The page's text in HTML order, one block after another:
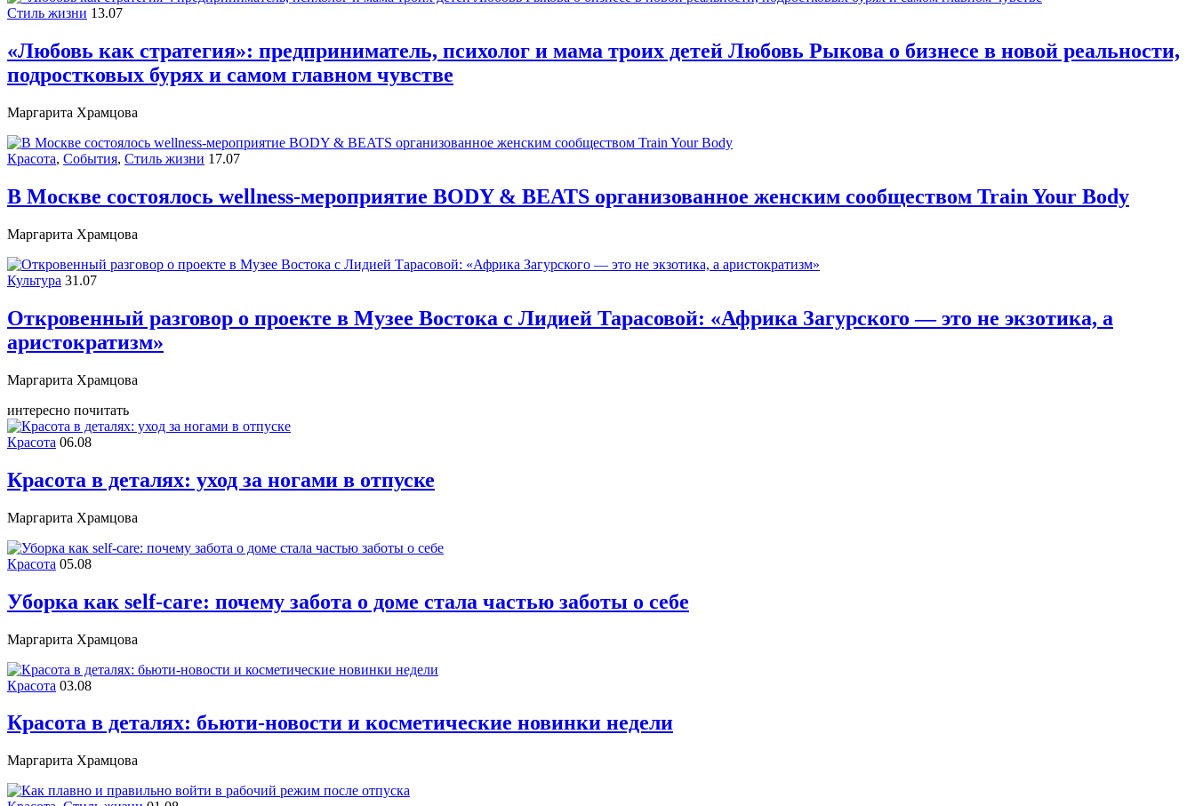
Стиль жизни 13.07
«Любовь как стратегия»: предприниматель, психолог и мама троих детей Любовь Рыкова о бизнесе в новой реальности,
подростковых бурях и самом главном чувстве
Маргарита Храмцова
Красота, События, Стиль жизни 17.07
В Москве состоялось wellness-мероприятие BODY & BEATS организованное женским сообществом Train Your Body
Маргарита Храмцова
Культура 31.07
Откровенный разговор о проекте в Музее Востока c Лидией Тарасовой: «Африка Загурского — это не экзотика, а
аристократизм»
Маргарита Храмцова
интересно почитать
Красота 06.08
Красота в деталях: уход за ногами в отпуске
Маргарита Храмцова
Красота 05.08
Уборка как self-care: почему забота о доме стала частью заботы о себе
Маргарита Храмцова
Красота 03.08
Красота в деталях: бьюти-новости и косметические новинки недели
Маргарита Храмцова